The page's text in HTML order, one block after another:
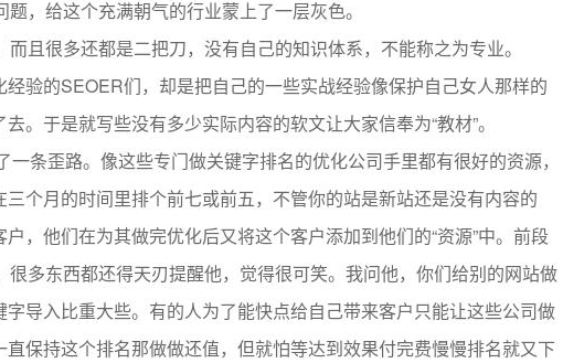
，给这个充满朝气的行业蒙上了一层灰色。
且很多还都是二把刀，没有自己的知识体系，不能称之为专业。
验的SEOER们，却是把自己的一些实战经验像保护自己女人那样的
。于是就写些没有多少实际内容的软文让大家信奉为“教材”。
条歪路。像这些专门做关键字排名的优化公司手里都有很好的资源，
个月的时间里排个前七或前五，不管你的站是新站还是没有内容的
，他们在为其做完优化后又将这个客户添加到他们的“资源”中。前段
多东西都还得天刃提醒他，觉得很可笑。我问他，你们给别的网站做
导入比重大些。有的人为了能快点给自己带来客户只能让这些公司做
保持这个排名那做做还值，但就怕等达到效果付完费慢慢排名就又下